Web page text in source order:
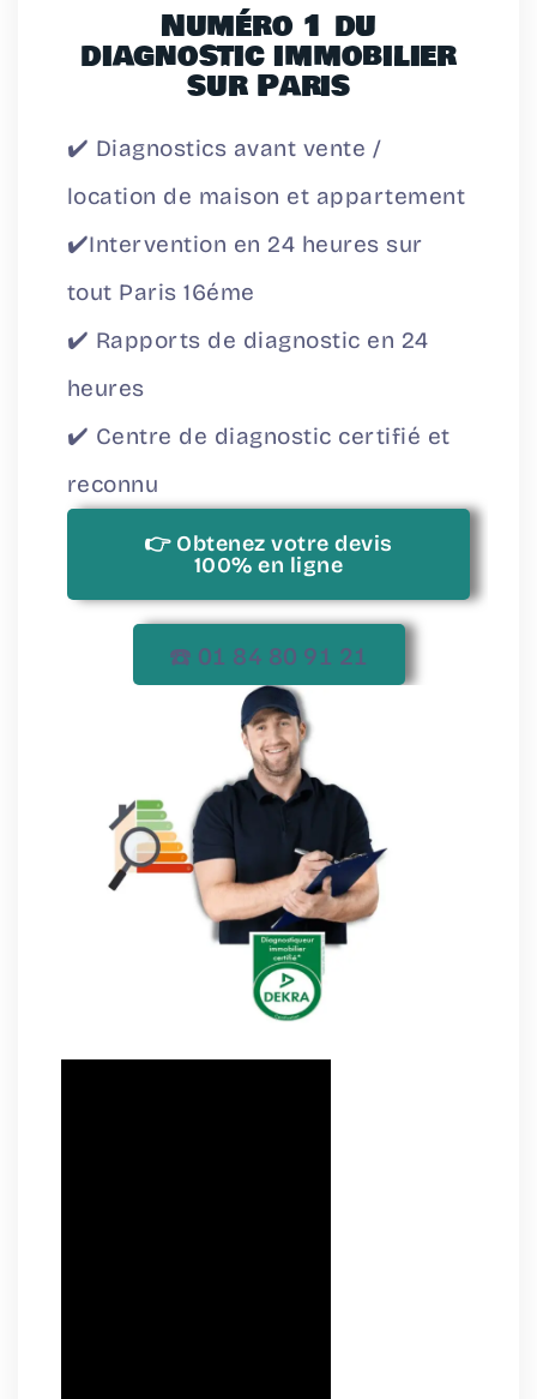
Numéro 1 du
diagnostic immobilier
sur Paris
✔️ Diagnostics avant vente /
location de maison et appartement
✔️Intervention en 24 heures sur
tout Paris 16éme
✔️ Rapports de diagnostic en 24
heures
✔️ Centre de diagnostic certifié et
reconnu
👉 Obtenez votre devis
100% en ligne
☎️ 01 84 80 91 21